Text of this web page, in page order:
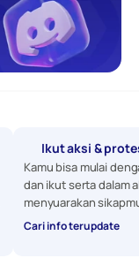
Ikut aksi &
Kamu bisa mulai
dan ikut serta dalam
menyuarakan
Cari info terupdate